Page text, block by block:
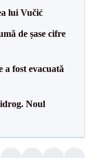
lui Vučić
de șase cifre
fost evacuată
Noul